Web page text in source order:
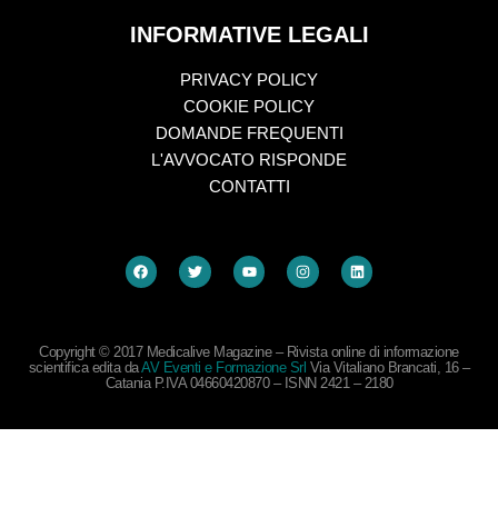
INFORMATIVE LEGALI
PRIVACY POLICY
COOKIE POLICY
DOMANDE FREQUENTI
L'AVVOCATO RISPONDE
CONTATTI
Copyright © 2017 Medicalive Magazine – Rivista online di informazione
scientifica edita daAV Eventi e Formazione Srl Via Vitaliano Brancati, 16 –
Catania P.IVA 04660420870 – ISNN 2421 – 2180